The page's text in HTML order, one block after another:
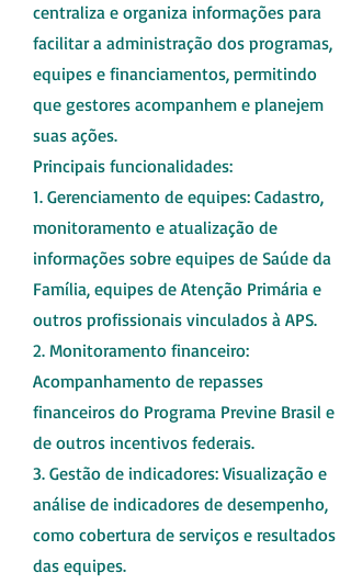
centraliza e organiza informações para
facilitar a administração dos programas,
equipes e financiamentos, permitindo
que gestores acompanhem e planejem
suas ações.
Principais funcionalidades:
1. Gerenciamento de equipes: Cadastro,
monitoramento e atualização de
informações sobre equipes de Saúde da
Família, equipes de Atenção Primária e
outros profissionais vinculados à APS.
2. Monitoramento financeiro:
Acompanhamento de repasses
financeiros do Programa Previne Brasil e
de outros incentivos federais.
3. Gestão de indicadores: Visualização e
análise de indicadores de desempenho,
como cobertura de serviços e resultados
das equipes.